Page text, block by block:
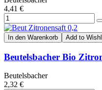
4,41 €
In den Warenkorb Add to
Beutelsbacher Bio
Beutelsbacher
2,32 €